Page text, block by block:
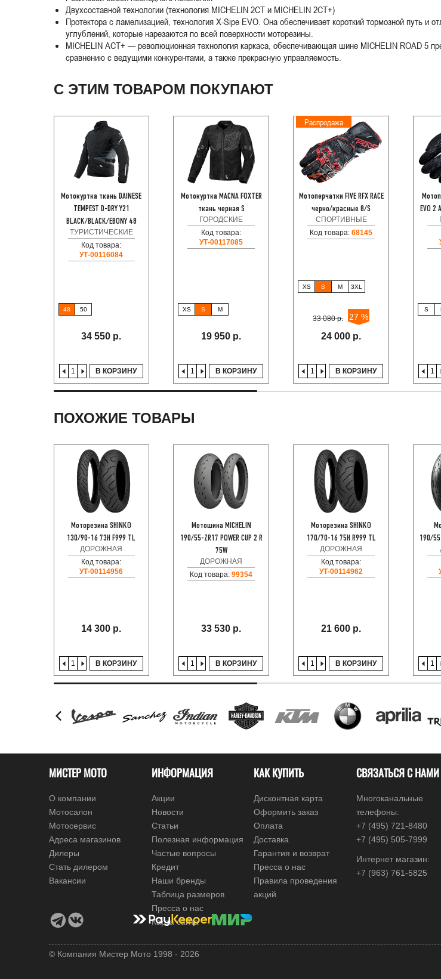
Двухсоставной технологии (технология MICHELIN 2CT и MICHELIN 2CT+)
Протектора с ламелизацией, технология X-Sipe EVO. Она обеспечивает короткий тормозной путь
углублений, которые нарезаются по всей поверхности моторезины.
MICHELIN ACT+ — революционная технология каркаса, обеспечивающая шине MICHELIN ROAD 5
сравнению с ведущими конкурентами, а также прекрасную управляемость.
С ЭТИМ ТОВАРОМ ПОКУПАЮТ
Мотокуртка ткань DAINESE
TEMPEST D-DRY Y21
BLACK/BLACK/EBONY 48
ТУРИСТИЧЕСКИЕ
Код товара:
УТ-00116084
48 50
34 550 р.
В КОРЗИНУ
Мотокуртка MACNA FOXTER
ткань черная S
ГОРОДСКИЕ
Код товара:
УТ-00117085
XS S M
19 950 р.
В КОРЗИНУ
Распродажа
Мотоперчатки FIVE RFX RACE
черно/красные 8/S
СПОРТИВНЫЕ
Код товара:68145
XS S M 3XL
33 080 р. 27 %
24 000 р.
В КОРЗИНУ
EVO 2
S
ПОХОЖИЕ ТОВАРЫ
Моторезина SHINKO
130/90-16 73H F999 TL
ДОРОЖНАЯ
Код товара:
УТ-00114956
14 300 р.
В КОРЗИНУ
Мотошина MICHELIN
190/55-ZR17 POWER CUP 2 R
75W
ДОРОЖНАЯ
Код товара:99354
33 530 р.
В КОРЗИНУ
Моторезина SHINKO
170/70-16 75H R999 TL
ДОРОЖНАЯ
Код товара:
УТ-00114962
21 600 р.
В КОРЗИНУ
190/
МИСТЕР МОТО
О компании
Мотосалон
Мотосервис
Адреса магазинов
Дилеры
Стать дилером
Вакансии
ИНФОРМАЦИЯ
Акции
Новости
Статьи
Полезная информация
Частые вопросы
Кредит
Наши бренды
Таблица размеров
Пресса о нас
Карта сайта
КАК КУПИТЬ
Дисконтная карта
Оформить заказ
Оплата
Доставка
Гарантия и возврат
Пресса о нас
Правила проведения
акций
СВЯЗАТЬСЯ С НАМИ
Многоканальные
телефоны:
+7 (495) 721-8480
+7 (495) 505-7999
Интернет магазин:
+7 (963) 761-5825
© Компания Мистер Мото 1998 - 2026